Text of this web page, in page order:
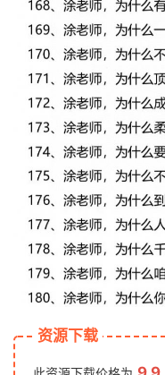
资源下载